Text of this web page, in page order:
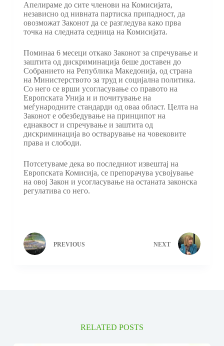
Апелираме до сите членови на Комисијата,
независно од нивната партиска припадност, да
овозможат Законот да се разгледува како прва
точка на следната седница на Комисијата.
Поминаа 6 месеци откако Законот за спречување и
заштита од дискриминација беше доставен до
Собранието на Република Македонија, од страна
на Министерството за труд и социјална политика.
Со него се врши усогласување со правото на
Европската Унија и и почитување на
меѓународните стандарди од оваа област. Целта на
Законот е обезбедување на принципот на
еднаквост и спречување и заштита од
дискриминација во остварување на човековите
права и слободи.
Потсетуваме дека во последниот извештај на
Европската Комисија, се препорачува усвојување
на овој Закон и усогласување на останата законска
регулатива со него.
PREVIOUS NEXT
RELATED POSTS